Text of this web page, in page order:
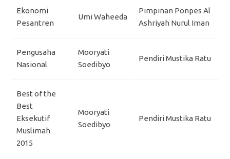
Ekonomi
Pesantren
Umi Waheeda
Pimpinan Ponpes Al
Ashriyah Nurul Iman
Pengusaha
Nasional
Mooryati
Soedibyo
Pendiri Mustika Ratu
Best of the
Best
Eksekutif
Muslimah
2015
Mooryati
Soedibyo
Pendiri Mustika Ratu